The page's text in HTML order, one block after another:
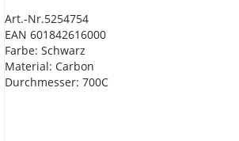
Art.-Nr.5254754
EAN 601842616000
Farbe: Schwarz
Material: Carbon
Durchmesser: 700C